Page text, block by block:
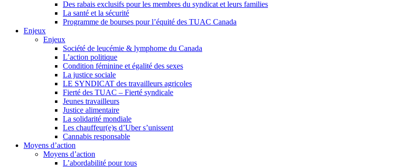
Des rabais exclusifs pour les membres du syndicat et leurs families
La santé et la sécurité
Programme de bourses pour l’équité des TUAC Canada
Enjeux
Enjeux
Société de leucémie & lymphome du Canada
L’action politique
Condition féminine et égalité des sexes
La justice sociale
LE SYNDICAT des travailleurs agricoles
Fierté des TUAC – Fierté syndicale
Jeunes travailleurs
Justice alimentaire
La solidarité mondiale
Les chauffeur(e)s d’Uber s’unissent
Cannabis responsable
Moyens d’action
Moyens d’action
L’abordabilité pour tous